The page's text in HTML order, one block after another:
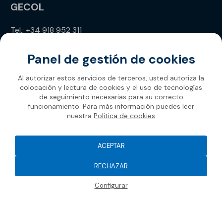
GECOL
Tel.: +34 918 952 311
Gecol 2026
Panel de gestión de cookies
Al autorizar estos servicios de terceros, usted autoriza la
colocación y lectura de cookies y el uso de tecnologías
de seguimiento necesarias para su correcto
funcionamiento. Para más información puedes leer
nuestra Política de cookies
RECHAZAR
Configurar
ACEPTAR